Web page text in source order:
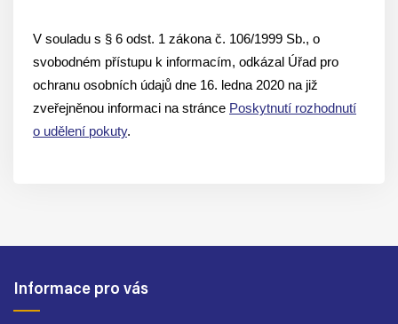
V souladu s § 6 odst. 1 zákona č. 106/1999 Sb., o
svobodném přístupu k informacím, odkázal Úřad pro
ochranu osobních údajů dne 16. ledna 2020 na již
zveřejněnou informaci na stránce Poskytnutí rozhodnutí
o udělení pokuty.
Informace pro vás